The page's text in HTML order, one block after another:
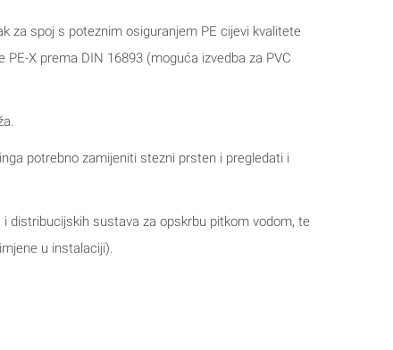
za spoj s poteznim osiguranjem PE cijevi kvalitete
PE-X prema DIN 16893 (moguća izvedba za PVC
potrebno zamijeniti stezni prsten i pregledati i
distribucijskih sustava za opskrbu pitkom vodom, te
u instalaciji).